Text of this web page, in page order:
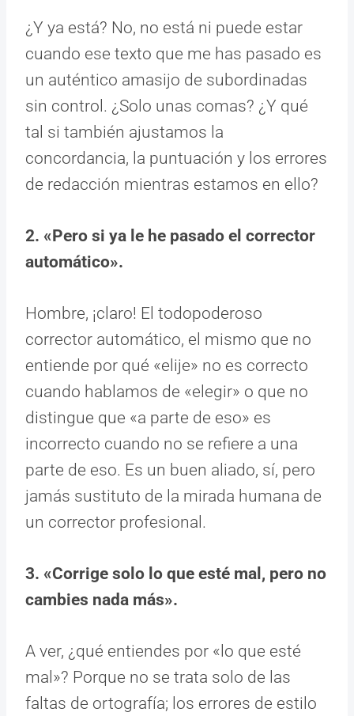
¿Y ya está? No, no está ni puede estar
cuando ese texto que me has pasado es
un auténtico amasijo de subordinadas
sin control. ¿Solo unas comas? ¿Y qué
tal si también ajustamos la
concordancia, la puntuación y los errores
de redacción mientras estamos en ello?
2. «Pero si ya le he pasado el corrector
automático».
Hombre, ¡claro! El todopoderoso
corrector automático, el mismo que no
entiende por qué «elije» no es correcto
cuando hablamos de «elegir» o que no
distingue que «a parte de eso» es
incorrecto cuando no se refiere a una
parte de eso. Es un buen aliado, sí, pero
jamás sustituto de la mirada humana de
un corrector profesional.
3. «Corrige solo lo que esté mal, pero no
cambies nada más».
A ver, ¿qué entiendes por «lo que esté
mal»? Porque no se trata solo de las
faltas de ortografía; los errores de estilo